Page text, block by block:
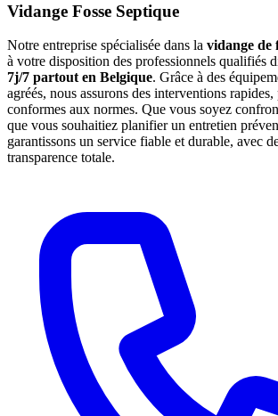
Vidange Fosse Septique
Notre entreprise spécialisée dans la vidange de
à votre disposition des professionnels qualifiés
7j/7 partout en Belgique. Grâce à des
agréés, nous assurons des interventions rapides,
conformes aux normes. Que vous soyez
que vous souhaitiez planifier un entretien
garantissons un service fiable et durable, avec
transparence totale.